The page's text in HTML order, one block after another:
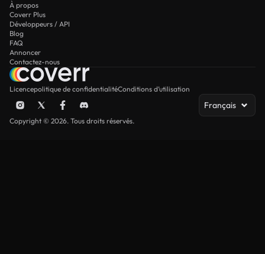
À propos
Coverr Plus
Développeurs / API
Blog
FAQ
Annoncer
Contactez-nous
Licencepolitique de confidentialitéConditions d’utilisation
Français
Copyright © 2026. Tous droits réservés.